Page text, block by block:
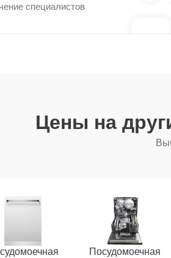
специалистов
Цены на
Посудомоечная